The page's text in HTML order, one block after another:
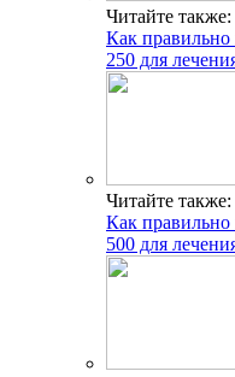
Читайте также:
Как правильно
250 для
Читайте также:
Как правильно
500 для